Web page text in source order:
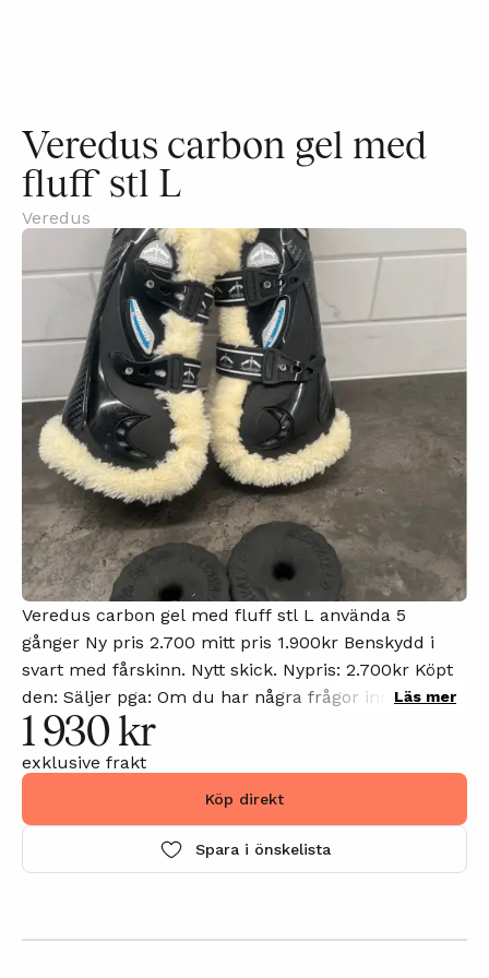
Veredus carbon gel med
fluff stl L
Veredus
Veredus carbon gel med fluff stl L använda 5
gånger Ny pris 2.700 mitt pris 1.900kr Benskydd i
svart med fårskinn. Nytt skick. Nypris: 2.700kr Köpt
den: Säljer pga: Om du har några frågor innan du
köper eller vill att jag laddar upp fler bilder,
kommentera gärna annonsen så svarar jag på din
kommentar så snart som möjligt.
Läs mer
1 930 kr
exklusive frakt
Köp direkt
Spara i önskelista